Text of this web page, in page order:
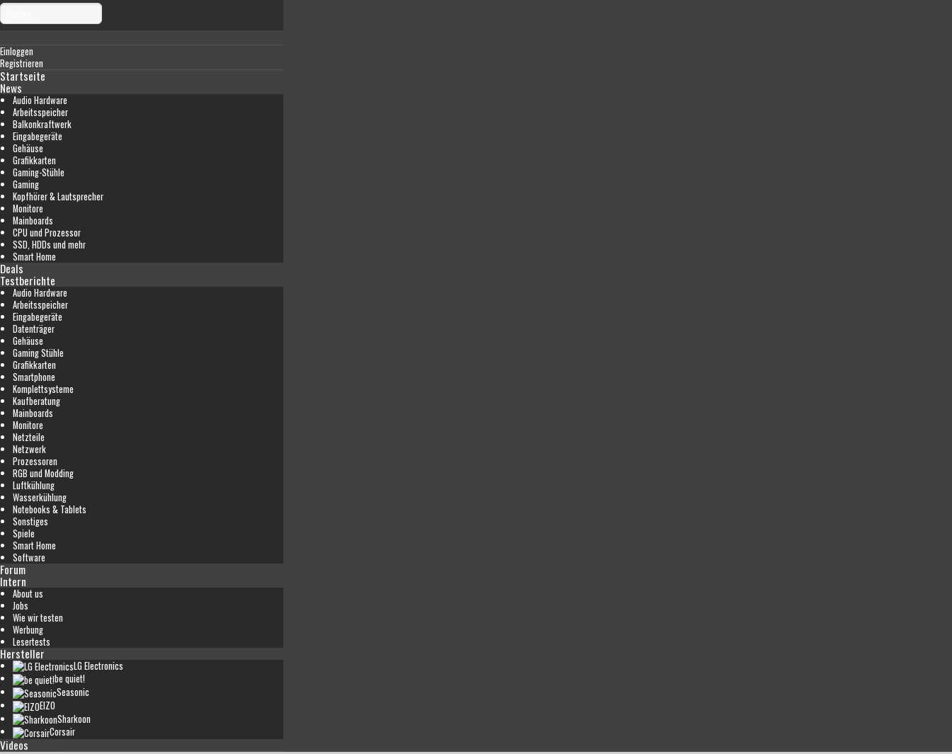
Einloggen
Registrieren
Startseite
News
Audio Hardware
Arbeitsspeicher
Balkonkraftwerk
Eingabegeräte
Gehäuse
Grafikkarten
Gaming-Stühle
Gaming
Kopfhörer & Lautsprecher
Monitore
Mainboards
CPU und Prozessor
SSD, HDDs und mehr
Smart Home
Deals
Testberichte
Audio Hardware
Arbeitsspeicher
Eingabegeräte
Datenträger
Gehäuse
Gaming Stühle
Grafikkarten
Smartphone
Komplettsysteme
Kaufberatung
Mainboards
Monitore
Netzteile
Netzwerk
Prozessoren
RGB und Modding
Luftkühlung
Wasserkühlung
Notebooks & Tablets
Sonstiges
Spiele
Smart Home
Software
Forum
Intern
About us
Jobs
Wie wir testen
Werbung
Lesertests
Hersteller
LG Electronics
be quiet!
Seasonic
EIZO
Sharkoon
Corsair
Videos